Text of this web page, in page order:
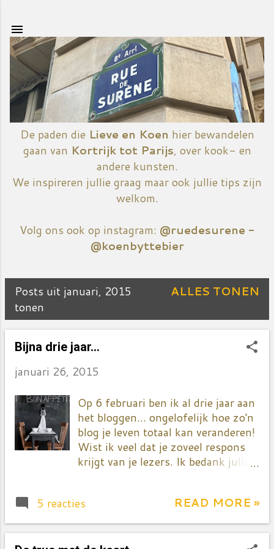
De paden die Lieve en Koen hier bewandelen
gaan van Kortrijk tot Parijs, over kook- en
andere kunsten.
We inspireren jullie graag maar ook jullie tips zijn
welkom.
Volg ons ook op instagram: @ruedesurene -
@koenbyttebier
P
o
Posts uit januari, 2015
tonen
ALLES TONEN
Bijna drie jaar...
januari 26, 2015
Op 6 februari ben ik al drie jaar aan
het bloggen... ongelofelijk hoe zo'n
blog je leven totaal kan veranderen!
Wist ik veel dat je zoveel respons
krijgt van je lezers. Ik bedank jullie
Surène is ondertussen een vast
onderdeel van mijn/ons leven
geworden. Ik kan écht niet meer
5 reacties READ MORE »